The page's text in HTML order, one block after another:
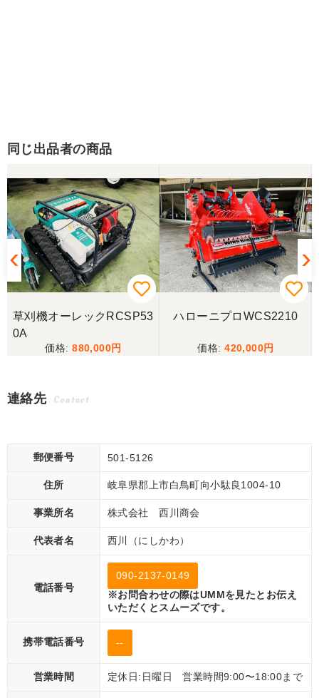
同じ出品者の商品
草刈機オーレックRCSP53
0A
880,000
ハローニプロWCS2210
420,000
連絡先 Contact
郵便番号 501-5126
住所 岐阜県郡上市白鳥町向小駄良1004-10
事業所名 株式会社 西川商会
代表者名 西川（にしかわ）
電話番号
090-2137-0149
※お問合わせの際はUMMを見たとお伝え
いただくとスムーズです。
携帯電話番号 --
営業時間 定休日:日曜日 営業時間9:00〜18:00まで